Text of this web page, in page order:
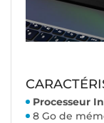
Processeur
8 Go de